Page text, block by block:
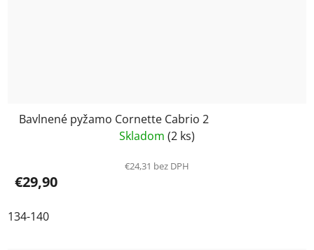
Bavlnené pyžamo Cornette Cabrio 2
Skladom (2 ks)
€24,31 bez DPH
€29,90
134-140